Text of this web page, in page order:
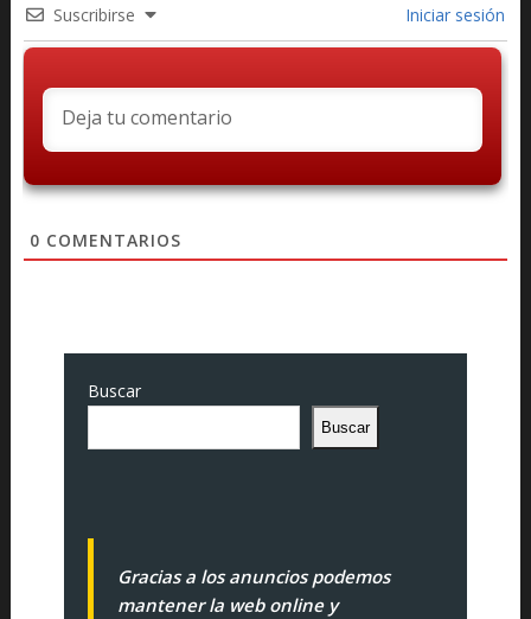
Suscribirse Iniciar sesión
0 COMENTARIOS
Buscar
Buscar
Gracias a los anuncios podemos
mantener la web online y